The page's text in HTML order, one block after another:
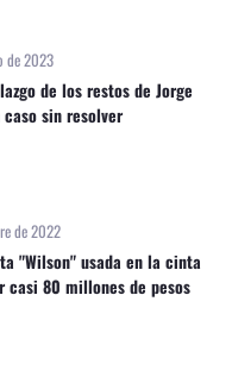
de 2023
de los restos de Jorge
sin resolver
de 2022
"Wilson" usada en la cinta
casi 80 millones de pesos